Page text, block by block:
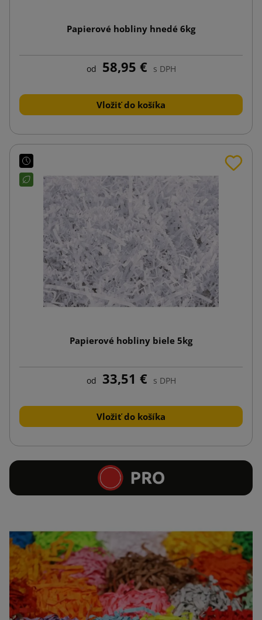
Papierové hobliny hnedé 6kg
od 58,95 € s DPH
Vložiť do košíka
Papierové hobliny biele 5kg
od 33,51 € s DPH
Vložiť do košíka